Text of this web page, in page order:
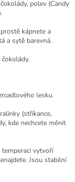
polev (Candy
kápnete a
a sytě barevná.
lesku.
(stříkance,
kde nechcete měnit
vytvoří
Jsou stabilní